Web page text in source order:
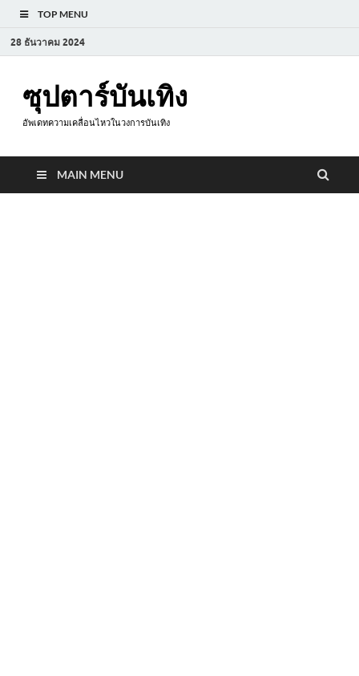
TOP MENU
28 ธันวาคม 2024
ซุปตาร์บันเทิง
อัพเดทความเคลื่อนไหวในวงการบันเทิง
MAIN MENU